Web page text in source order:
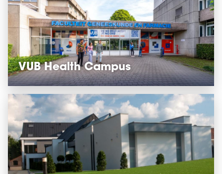
MEER INFO
VORIGE VOLGENDE
VUB Health Campus